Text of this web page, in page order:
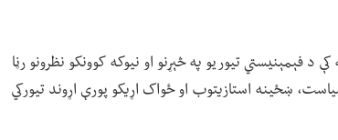
فېمېنیستي تیوریو په څېړنو او نیوکه کوونکو نظرونو رڼا
ښځینه استازیتوب او ځواک اړیکو پورې اړوند تیورکي